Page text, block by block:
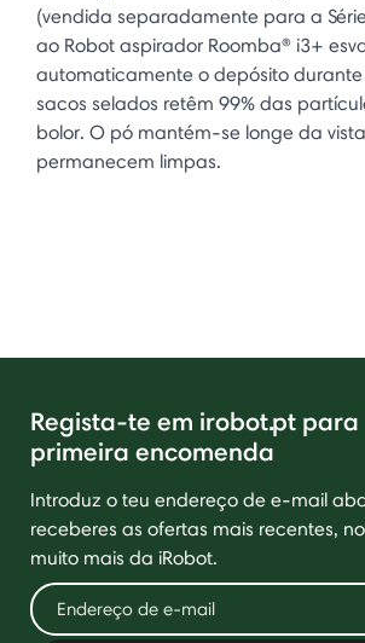
(vendida separadamente para a
ao Robot aspirador Roomba® i3+
automaticamente o depósito durante
sacos selados retêm 99% das
bolor. O pó mantém-se longe da
permanecem limpas.
Regista-te em irobot.pt para
primeira encomenda
Introduz o teu endereço de e-mail
receberes as ofertas mais recentes,
muito mais da iRobot.